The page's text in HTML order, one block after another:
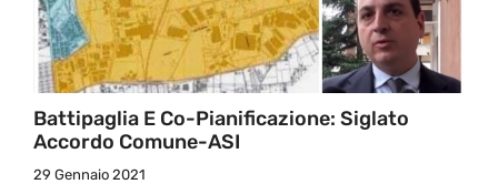
Battipaglia E Co-Pianificazione: Siglato
Accordo Comune-ASI
29 Gennaio 2021